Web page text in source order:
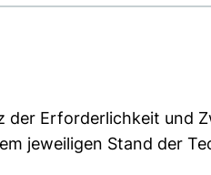
Erforderlichkeit und
jeweiligen Stand der